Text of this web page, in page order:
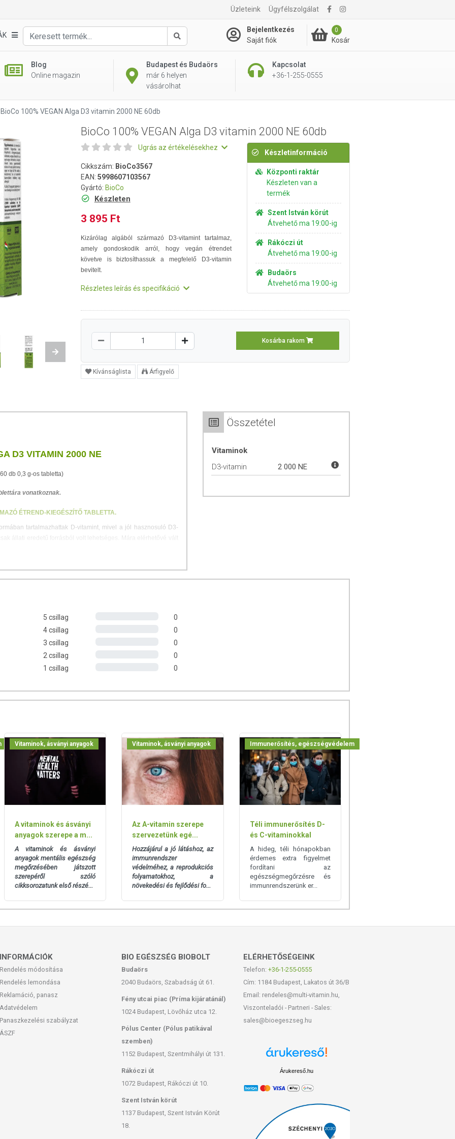
Üzleteink Ügyfélszolgálat
Keresés
Bejelentkezés
Saját fiók
0
Kosár
Blog
Online magazin
Budapest és Budaörs
már 6 helyen
vásárolhat
Kapcsolat
+36-1-255-0555
3 895 Ft Kosárba rakom
BioCo 100% VEGAN Alga D3 vitamin 2000 NE 60db
Next
BioCo 100% VEGAN Alga D3 vitamin 2000 NE 60db
Ugrás az értékelésekhez
Cikkszám: BioCo3567
EAN: 5998607103567
Gyártó: BioCo
Készleten
3 895 Ft
Kizárólag algából származó D3-vitamint tartalmaz,
amely gondoskodik arról, hogy vegán étrendet
követve is biztosíthassuk a megfelelő D3-vitamin
bevitelt.
Részletes leírás és specifikáció
Készletinformáció
Központi raktár
Készleten van a
termék
Szent István körút
Átvehető ma 19:00-ig
Rákóczi út
Átvehető ma 19:00-ig
Budaörs
Átvehető ma 19:00-ig
Kosárba rakom
Kívánságlista Árfigyelő
D3 VITAMIN 2000 NE
db 0,3 g-os tabletta)
vonatkoznak.
ÉTREND-KIEGÉSZÍTŐ TABLETTA.
tartalmazhattak D-vitamint, mivel a jól hasznosuló D3-
származó D3-vitamint tartalmaz magas, 2000 nemzetközi
megfelelő D3-vitamin bevitelt.
1 tablettában
50 μg (2000 NE)**
beviteli referencia érték %-a (felnőttek esetében)
cellulóz); maltodextrin; fényező anyag(zsírsavak);
(alga eredetű)
a doboz alján!
elzárva, száraz helyen, napfénytől védve,
A készítmény hatóanyaga nem Magyarországról származik, a
Magyarországon történik.
Kft.
frissítjük, törekszünk arra, hogy naprakészek legyenek.
ennek ellenére a webshopon szereplő adatok (beleértve a
információkat is) csak tájékoztató jellegűek, a tényleges
adódóan. A friss, aktuális információkat a termékek
reklámozásuk során nem engedélyezett a készítményeknek
vegyes étrendet és az egészséges életmódot! A termék nem
orvosi kezelés helyettesítésére alkalmas! Betegség esetén
Az ajánlott napi fogyasztási mennyiséget ne lépje túl! Ne
bármelyikére érzékeny vagy allergiás! Kisgyermektől elzárva
Összetétel
Vitaminok
D3-vitamin
2 000 NE
5 csillag
0
4 csillag
0
3 csillag
0
2 csillag
0
1 csillag
0
Vitaminok, ásványi anyagok
A vitaminok és ásványi
anyagok szerepe a m...
A vitaminok és ásványi
anyagok mentális egészség
megőrzésében játszott
szerepéről szóló
cikksorozatunk első részé...
Vitaminok, ásványi anyagok
Az A-vitamin szerepe
szervezetünk egé...
Hozzájárul a jó látáshoz, az
immunrendszer
védelméhez, a reprodukciós
folyamatokhoz, a
növekedési és fejlődési fo...
Immunerősítés, egészségvédelem
Téli immunerősítés D-
és C-vitaminokkal
A hideg, téli hónapokban
érdemes extra figyelmet
fordítani az
egészségmegőrzésre és
immunrendszerünk er...
INFORMÁCIÓK
Rendelés módosítása
Rendelés lemondása
Reklamáció, panasz
Adatvédelem
Panaszkezelési szabályzat
ÁSZF
BIO EGÉSZSÉG BIOBOLT
Budaörs
2040 Budaörs, Szabadság út 61.
Fény utcai piac (Príma kijáratánál)
1024 Budapest, Lövőház utca 12.
Pólus Center (Pólus patikával
szemben)
1152 Budapest, Szentmihályi út 131.
Rákóczi út
1072 Budapest, Rákóczi út 10.
Szent István körút
1137 Budapest, Szent István Körút
18.
ELÉRHETŐSÉGEINK
Telefon: +36-1-255-0555
Cím: 1184 Budapest, Lakatos út 36/B
Email: rendeles@multi-vitamin.hu,
Viszonteladói - Partneri - Sales:
sales@bioegeszseg.hu
Árukereső.hu